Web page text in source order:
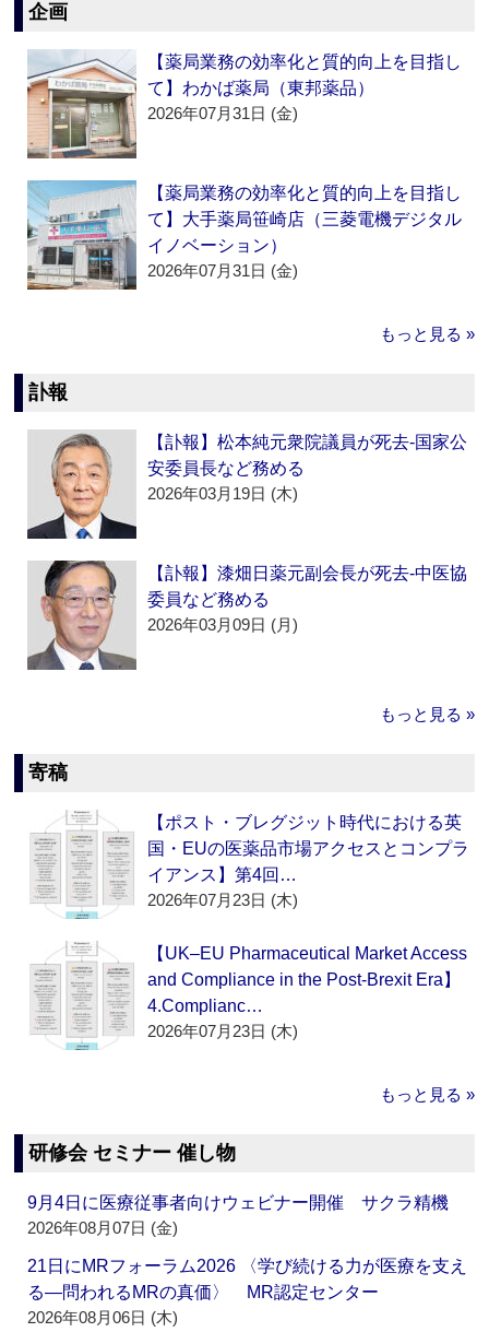
企画
【薬局業務の効率化と質的向上を目指し
て】わかば薬局（東邦薬品）
2026年07月31日 (金)
【薬局業務の効率化と質的向上を目指し
て】大手薬局笹崎店（三菱電機デジタル
イノベーション）
2026年07月31日 (金)
もっと見る »
訃報
【訃報】松本純元衆院議員が死去‐国家公
安委員長など務める
2026年03月19日 (木)
【訃報】漆畑日薬元副会長が死去‐中医協
委員など務める
2026年03月09日 (月)
もっと見る »
寄稿
【ポスト・ブレグジット時代における英
国・EUの医薬品市場アクセスとコンプラ
イアンス】第4回…
2026年07月23日 (木)
【UK–EU Pharmaceutical Market Access
and Compliance in the Post-Brexit Era】
4.Complianc…
2026年07月23日 (木)
もっと見る »
研修会 セミナー 催し物
9月4日に医療従事者向けウェビナー開催 サクラ精機
2026年08月07日 (金)
21日にMRフォーラム2026 〈学び続ける力が医療を支え
る―問われるMRの真価〉 MR認定センター
2026年08月06日 (木)